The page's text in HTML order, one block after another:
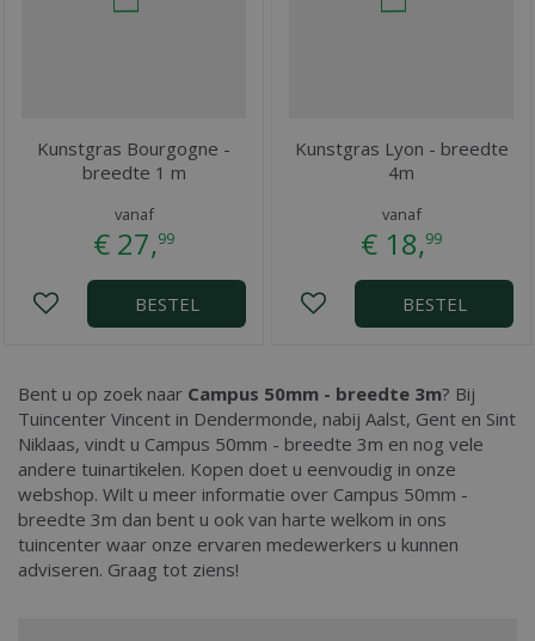
Kunstgras Bourgogne -
breedte 1 m
vanaf
€ 27,99
BESTEL
Kunstgras Lyon - breedte
4m
vanaf
€ 18,99
BESTEL
Bent u op zoek naar Campus 50mm - breedte 3m? Bij
Tuincenter Vincent in Dendermonde, nabij Aalst, Gent en Sint
Niklaas, vindt u Campus 50mm - breedte 3m en nog vele
andere tuinartikelen. Kopen doet u eenvoudig in onze
webshop. Wilt u meer informatie over Campus 50mm -
breedte 3m dan bent u ook van harte welkom in ons
tuincenter waar onze ervaren medewerkers u kunnen
adviseren. Graag tot ziens!